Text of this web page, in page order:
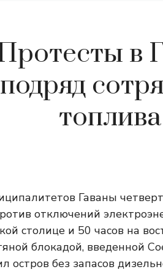
в
подряд
Гаваны
отключений
столице и 50 часов на
блокадой, введенной
остров без запасов